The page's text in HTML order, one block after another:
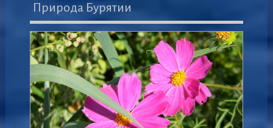
Природа Бурятии